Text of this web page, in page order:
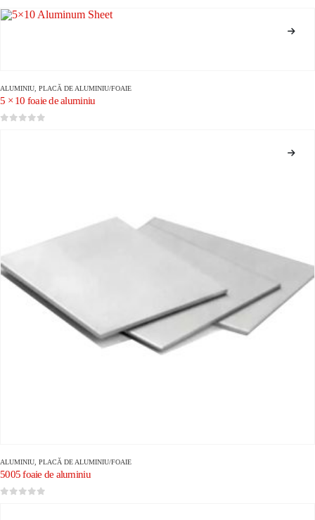
ALUMINIU PLACĂ DE ALUMINIU/FOAIE
5 × 10 foaie de aluminiu
ALUMINIU PLACĂ DE ALUMINIU/FOAIE
5005 foaie de aluminiu